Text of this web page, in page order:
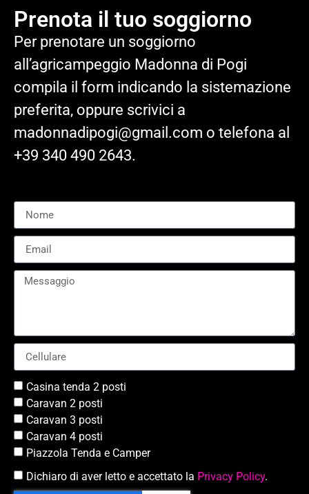
Prenota il tuo soggiorno
Per prenotare un soggiorno
all’agricampeggio Madonna di Pogi
compila il form indicando la sistemazione
preferita, oppure scrivici a
madonnadipogi@gmail.com o telefona al
+39 340 490 2643.
Casina tenda 2 posti
Caravan 2 posti
Caravan 3 posti
Caravan 4 posti
Piazzola Tenda e Camper
Dichiaro di aver letto e accettato la Privacy Policy.